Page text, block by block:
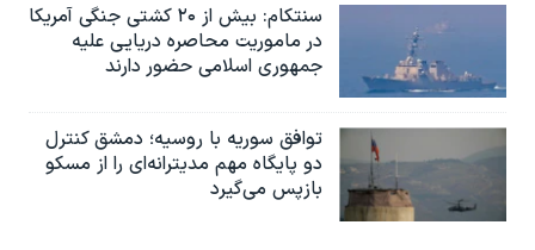
سنتکام: بیش از ۲۰ کشتی جنگی آمریکا
در ماموریت محاصره دریایی علیه
جمهوری اسلامی حضور دارند
توافق سوریه با روسیه؛ دمشق کنترل
دو پایگاه مهم مدیترانه‌ای را از مسکو
بازپس می‌گیرد